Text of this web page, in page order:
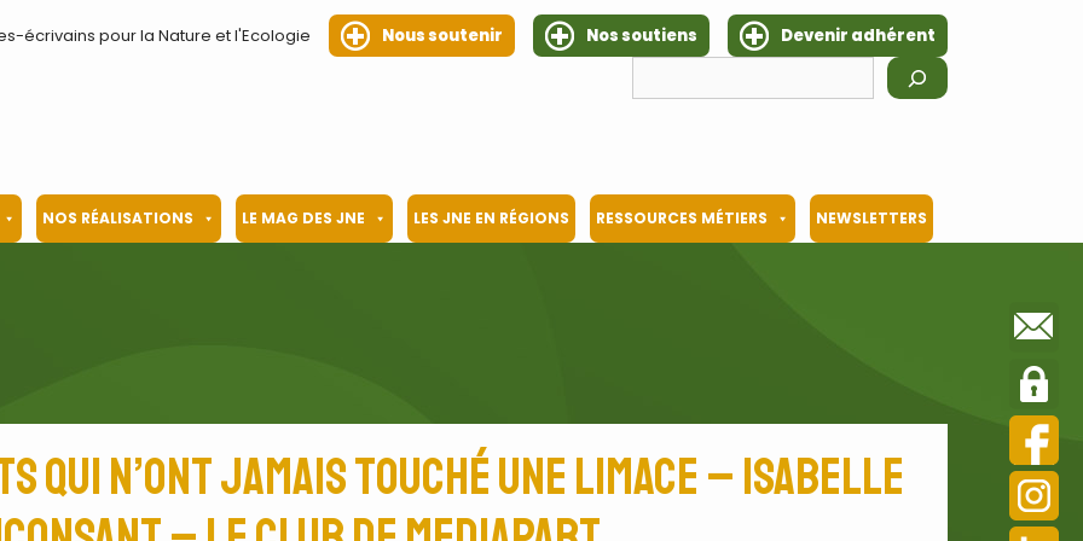
écrivains pour la Nature et l'Ecologie Nous soutenir Nos soutiens
Devenir adhérent
NOS RÉALISATIONS LE MAG DES JNE LES JNE EN RÉGIONS RESSOURCES MÉTIERS NEWSLETTERS
qui n’ont jamais touché une limace – Isabelle